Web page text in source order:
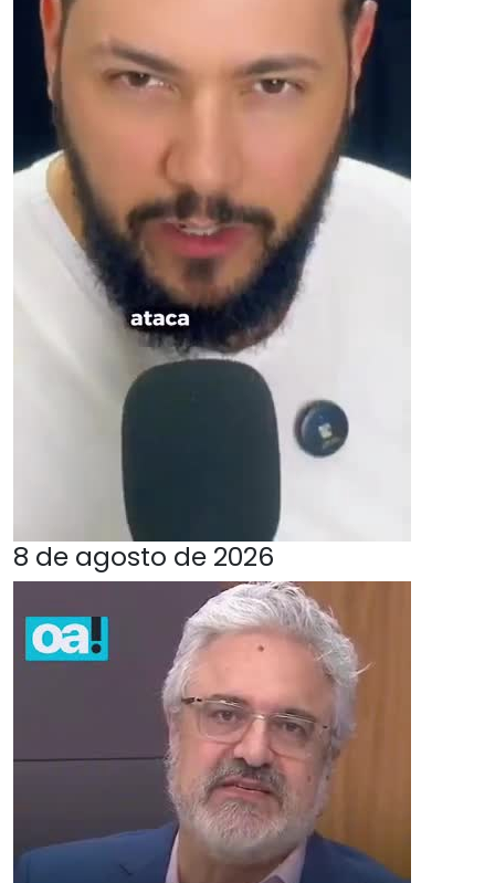
8 de agosto de 2026